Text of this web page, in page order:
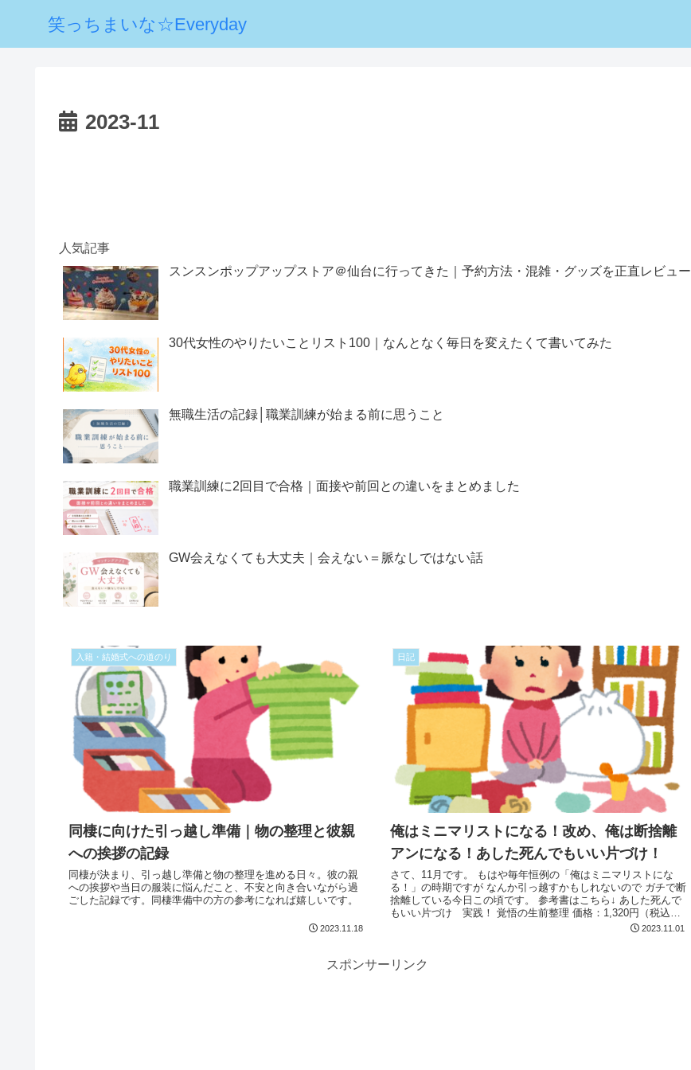
笑っちまいな☆Everyday
2023-11
人気記事
スンスンポップアップストア＠仙台に行ってきた｜予約方法・混雑・グッズを正直レビュー
30代女性のやりたいことリスト100｜なんとなく毎日を変えたくて書いてみた
無職生活の記録│職業訓練が始まる前に思うこと
職業訓練に2回目で合格｜面接や前回との違いをまとめました
GW会えなくても大丈夫｜会えない＝脈なしではない話
入籍・結婚式への道のり
同棲に向けた引っ越し準備｜物の整理と彼親
への挨拶の記録
同棲が決まり、引っ越し準備と物の整理を進める日々。彼の親
への挨拶や当日の服装に悩んだこと、不安と向き合いながら過
ごした記録です。同棲準備中の方の参考になれば嬉しいです。
2023.11.18
日記
俺はミニマリストになる！改め、俺は断捨離
アンになる！あした死んでもいい片づけ！
さて、11月です。 もはや毎年恒例の「俺はミニマリストにな
る！」の時期ですが なんか引っ越すかもしれないので ガチで断
捨離している今日この頃です。 参考書はこちら↓ あした死んで
もいい片づけ 実践！ 覚悟の生前整理 価格：1,320円（税込
2023.11.01
スポンサーリンク